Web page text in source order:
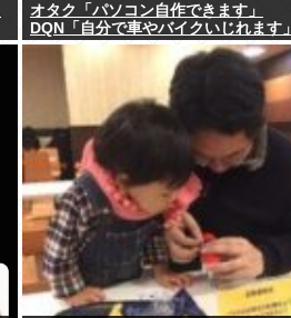
オタク「パソコン自作できます」
DQN「自分で車やバイクいじれます」